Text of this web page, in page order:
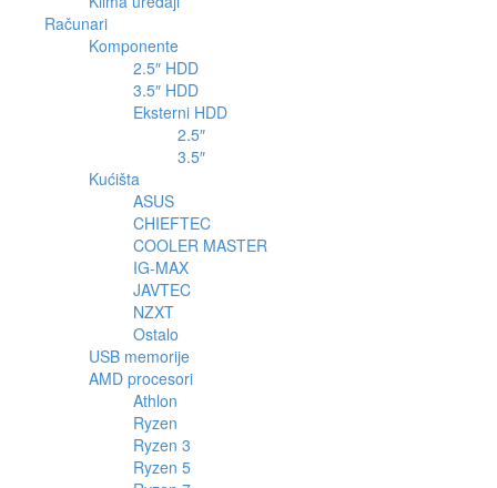
Računari
Komponente
2.5″ HDD
3.5″ HDD
Eksterni HDD
2.5″
3.5″
Kućišta
ASUS
CHIEFTEC
COOLER MASTER
IG-MAX
JAVTEC
NZXT
Ostalo
USB memorije
AMD procesori
Athlon
Ryzen
Ryzen 3
Ryzen 5